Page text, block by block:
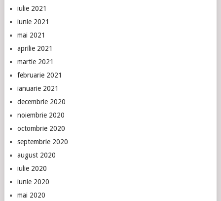
iulie 2021
iunie 2021
mai 2021
aprilie 2021
martie 2021
februarie 2021
ianuarie 2021
decembrie 2020
noiembrie 2020
octombrie 2020
septembrie 2020
august 2020
iulie 2020
iunie 2020
mai 2020